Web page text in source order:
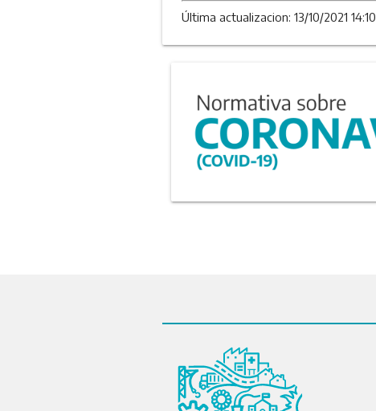
Última actualizacion: 13/10/2021 14:10